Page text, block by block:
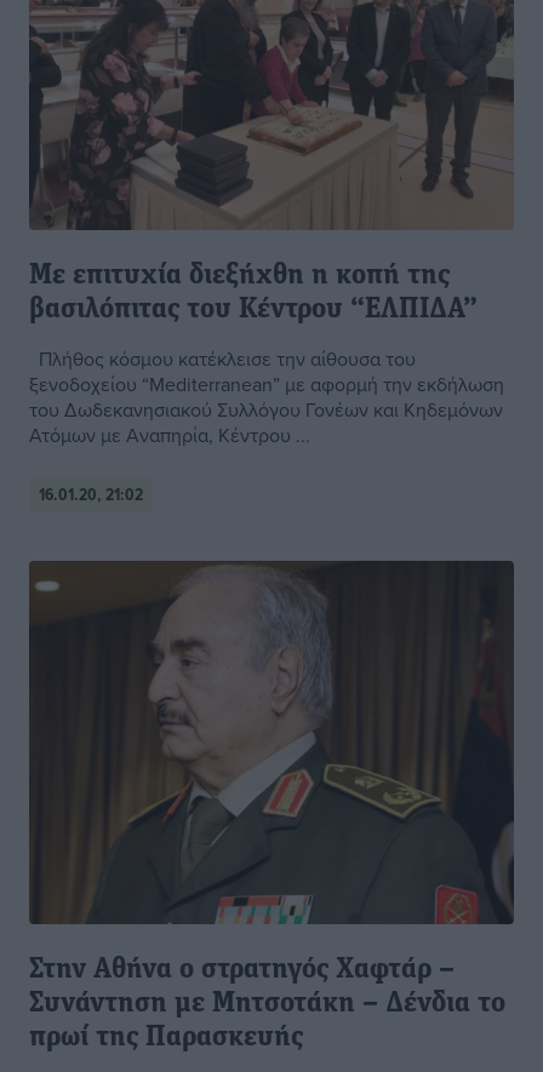
Με επιτυχία διεξήχθη η κοπή της
βασιλόπιτας του Κέντρου “ΕΛΠΙΔΑ”
Πλήθος κόσμου κατέκλεισε την αίθουσα του
ξενοδοχείου “Mediterranean” με αφορμή την εκδήλωση
του Δωδεκανησιακού Συλλόγου Γονέων και Κηδεμόνων
Ατόμων με Αναπηρία, Κέντρου ...
16.01.20, 21:02
Στην Αθήνα ο στρατηγός Χαφτάρ –
Συνάντηση με Μητσοτάκη – Δένδια το
πρωί της Παρασκευής